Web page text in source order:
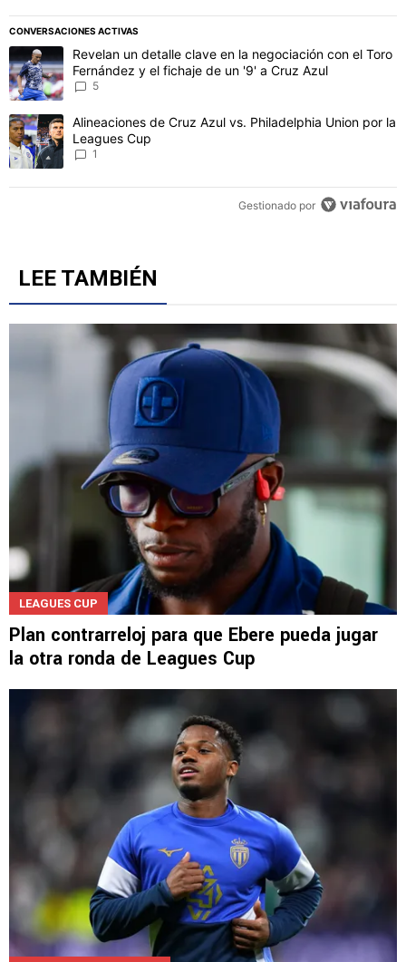
CONVERSACIONES ACTIVAS
Este listado muestra los artículos con más comentarios en los
Un artículo de tendencia con el título "Revelan un detalle clave
Revelan un detalle clave en la negociación con el Toro
Fernández y el fichaje de un '9' a Cruz Azul
5
Un artículo de tendencia con el título "Alineaciones de Cruz Azul
Alineaciones de Cruz Azul vs. Philadelphia Union por la
Leagues Cup
1
Gestionado por
LEE TAMBIÉN
LEAGUES CUP
Plan contrarreloj para que Ebere pueda jugar
la otra ronda de Leagues Cup